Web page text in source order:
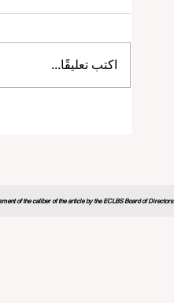
اكتب تعليقًا...
of the caliber of the article by the ECLBS Board of